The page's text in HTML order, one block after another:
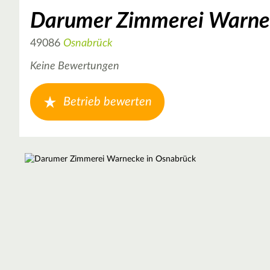
Darumer Zimmerei
49086 Osnabrück
Keine Bewertungen
Betrieb bewerten